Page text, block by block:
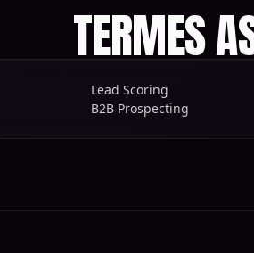
TERMES
Lead Scoring
B2B Prospecting